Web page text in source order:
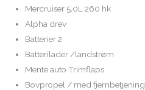
Mercruiser 5,0L 260 hk
Alpha drev
Batterier 2
Batterilader /landstrøm
Mente auto Trimflaps
Bovpropel / med fjernbetjening